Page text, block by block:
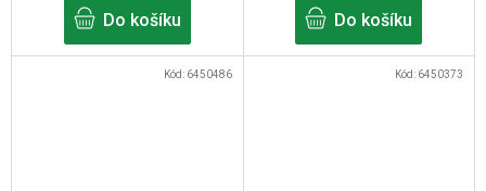
Do košíku Do košíku
Kód: 6450486 Kód: 6450373